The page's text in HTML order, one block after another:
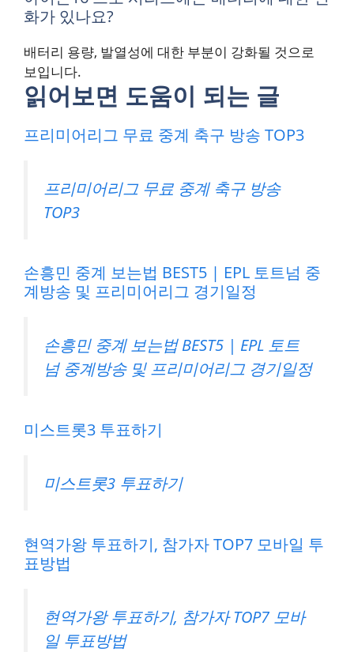
화가 있나요?
배터리 용량, 발열성에 대한 부분이 강화될 것으로
보입니다.
읽어보면 도움이 되는 글
프리미어리그 무료 중계 축구 방송 TOP3
프리미어리그 무료 중계 축구 방송
TOP3
손흥민 중계 보는법 BEST5 | EPL 토트넘 중
계방송 및 프리미어리그 경기일정
손흥민 중계 보는법 BEST5 | EPL 토트
넘 중계방송 및 프리미어리그 경기일정
미스트롯3 투표하기
미스트롯3 투표하기
현역가왕 투표하기, 참가자 TOP7 모바일 투
표방법
현역가왕 투표하기, 참가자 TOP7 모바
일 투표방법